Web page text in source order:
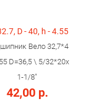
D - 40, h - 4.55
Вело 32,7*4
D=36,5 \ 5/32*20x
1-1/8"
42,00 р.